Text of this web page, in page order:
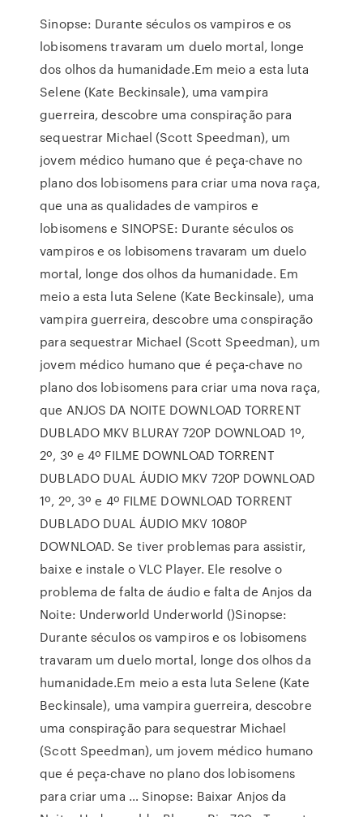
Sinopse: Durante séculos os vampiros e os
lobisomens travaram um duelo mortal, longe
dos olhos da humanidade.Em meio a esta luta
Selene (Kate Beckinsale), uma vampira
guerreira, descobre uma conspiração para
sequestrar Michael (Scott Speedman), um
jovem médico humano que é peça-chave no
plano dos lobisomens para criar uma nova raça,
que una as qualidades de vampiros e
lobisomens e SINOPSE: Durante séculos os
vampiros e os lobisomens travaram um duelo
mortal, longe dos olhos da humanidade. Em
meio a esta luta Selene (Kate Beckinsale), uma
vampira guerreira, descobre uma conspiração
para sequestrar Michael (Scott Speedman), um
jovem médico humano que é peça-chave no
plano dos lobisomens para criar uma nova raça,
que ANJOS DA NOITE DOWNLOAD TORRENT
DUBLADO MKV BLURAY 720P DOWNLOAD 1º,
2º, 3º e 4º FILME DOWNLOAD TORRENT
DUBLADO DUAL ÁUDIO MKV 720P DOWNLOAD
1º, 2º, 3º e 4º FILME DOWNLOAD TORRENT
DUBLADO DUAL ÁUDIO MKV 1080P
DOWNLOAD. Se tiver problemas para assistir,
baixe e instale o VLC Player. Ele resolve o
problema de falta de áudio e falta de Anjos da
Noite: Underworld Underworld ()Sinopse:
Durante séculos os vampiros e os lobisomens
travaram um duelo mortal, longe dos olhos da
humanidade.Em meio a esta luta Selene (Kate
Beckinsale), uma vampira guerreira, descobre
uma conspiração para sequestrar Michael
(Scott Speedman), um jovem médico humano
que é peça-chave no plano dos lobisomens
para criar uma … Sinopse: Baixar Anjos da